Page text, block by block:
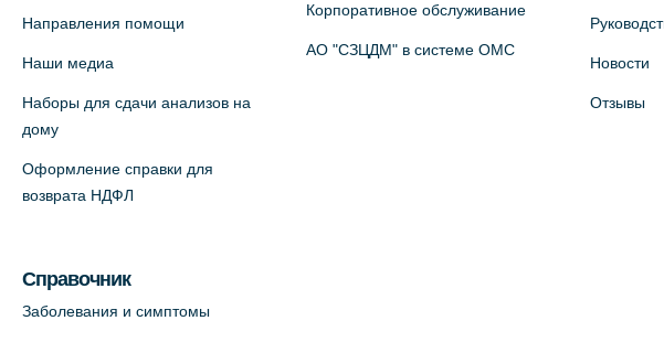
Направления помощи
Наши медиа
Наборы для сдачи анализов на
дому
Оформление справки для
возврата НДФЛ
Справочник
Заболевания и симптомы
Корпоративное обслуживание
АО "СЗЦДМ" в системе ОМС
Новости
Отзывы